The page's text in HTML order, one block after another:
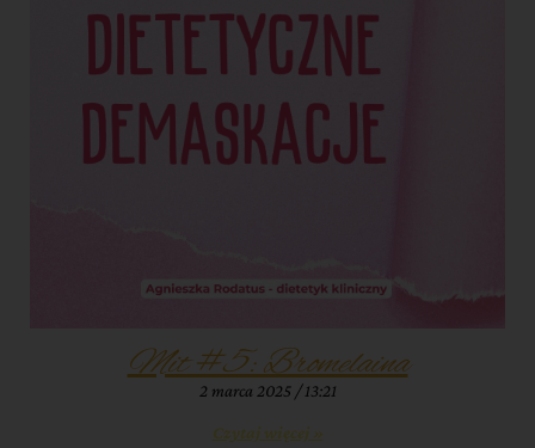
Mit #5: Bromelaina
2 marca 2025 13:21
Czytaj więcej »